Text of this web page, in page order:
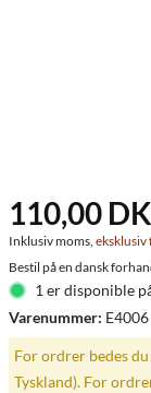
110,00
Inklusiv moms, eksklusiv
Bestil på en dansk
1 er disponible
Varenummer: E4006
For ordrer bedes
Tyskland). For